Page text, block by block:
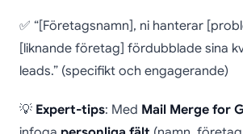
✅ “[Företagsnamn], ni hanterar
[liknande företag] fördubblade sina
leads.” (specifikt och engagerande)
💡 Expert-tips: Med Mail Merge for